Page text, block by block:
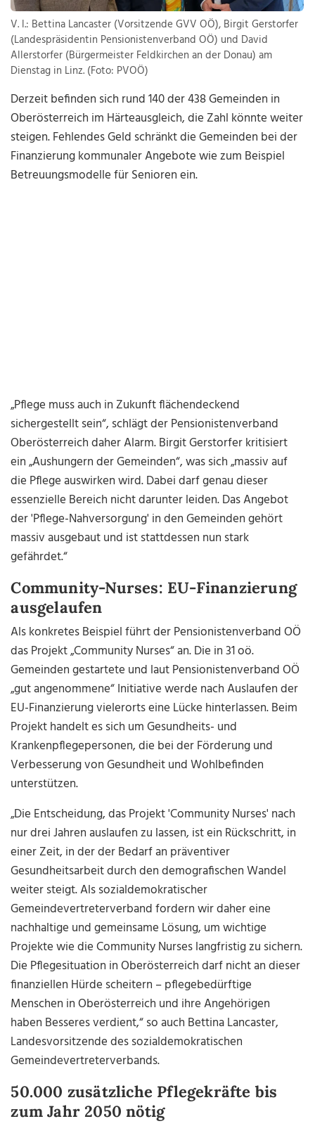
V. l.: Bettina Lancaster (Vorsitzende GVV OÖ), Birgit Gerstorfer
(Landespräsidentin Pensionistenverband OÖ) und David
Allerstorfer (Bürgermeister Feldkirchen an der Donau) am
Dienstag in Linz. (Foto: PVOÖ)
Derzeit befinden sich rund 140 der 438 Gemeinden in
Oberösterreich im Härteausgleich, die Zahl könnte weiter
steigen. Fehlendes Geld schränkt die Gemeinden bei der
Finanzierung kommunaler Angebote wie zum Beispiel
Betreuungsmodelle für Senioren ein.
„Pflege muss auch in Zukunft flächendeckend
sichergestellt sein“, schlägt der Pensionistenverband
Oberösterreich daher Alarm. Birgit Gerstorfer kritisiert
ein „Aushungern der Gemeinden“, was sich „massiv auf
die Pflege auswirken wird. Dabei darf genau dieser
essenzielle Bereich nicht darunter leiden. Das Angebot
der 'Pflege-Nahversorgung' in den Gemeinden gehört
massiv ausgebaut und ist stattdessen nun stark
gefährdet.“
Community-Nurses: EU-Finanzierung
ausgelaufen
Als konkretes Beispiel führt der Pensionistenverband OÖ
das Projekt „Community Nurses“ an. Die in 31 oö.
Gemeinden gestartete und laut Pensionistenverband OÖ
„gut angenommene“ Initiative werde nach Auslaufen der
EU-Finanzierung vielerorts eine Lücke hinterlassen. Beim
Projekt handelt es sich um Gesundheits- und
Krankenpflegepersonen, die bei der Förderung und
Verbesserung von Gesundheit und Wohlbefinden
unterstützen.
„Die Entscheidung, das Projekt 'Community Nurses' nach
nur drei Jahren auslaufen zu lassen, ist ein Rückschritt, in
einer Zeit, in der der Bedarf an präventiver
Gesundheitsarbeit durch den demografischen Wandel
weiter steigt. Als sozialdemokratischer
Gemeindevertreterverband fordern wir daher eine
nachhaltige und gemeinsame Lösung, um wichtige
Projekte wie die Community Nurses langfristig zu sichern.
Die Pflegesituation in Oberösterreich darf nicht an dieser
finanziellen Hürde scheitern – pflegebedürftige
Menschen in Oberösterreich und ihre Angehörigen
haben Besseres verdient,“ so auch Bettina Lancaster,
Landesvorsitzende des sozialdemokratischen
Gemeindevertreterverbands.
50.000 zusätzliche Pflegekräfte bis
zum Jahr 2050 nötig